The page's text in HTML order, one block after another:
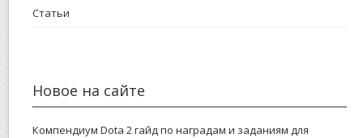
Статьи
Новое на сайте
Компендиум Dota 2 гайд по наградам и заданиям для